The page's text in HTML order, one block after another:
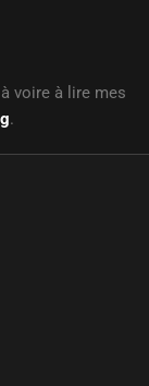
voire à lire mes
.